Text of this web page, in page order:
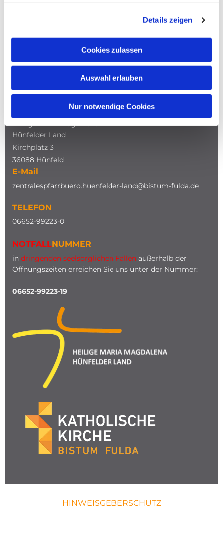
Details zeigen
Cookies zulassen
Auswahl erlauben
Nur notwendige Cookies
NAVIGATION
Heilige Maria Magdalena
Hünfelder Land
Kirchplatz 3
36088 Hünfeld
E-Mail
zentralespfarrbuero.huenfelder-land@bistum-fulda.de
TELEFON
06652-99223-0
NOTFALLNUMMER
in dringenden seelsorglichen Fällen außerhalb der
Öffnungszeiten erreichen Sie uns unter der Nummer:
06652-99223-19
HINWEISGEBERSCHUTZ